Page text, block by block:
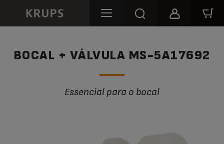
BOCAL + VÁLVULA MS-5A17692
Essencial para o bocal